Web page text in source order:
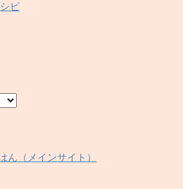
ピ
ん（メインサイト）